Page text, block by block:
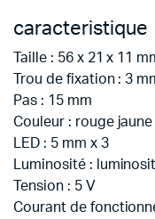
caracteristique
Taille : 56 x 21 x 11
Trou de fixation : 3
Pas : 15 mm
Couleur : rouge
LED : 5 mm x 3
Luminosité :
Tension : 5 V
Courant de